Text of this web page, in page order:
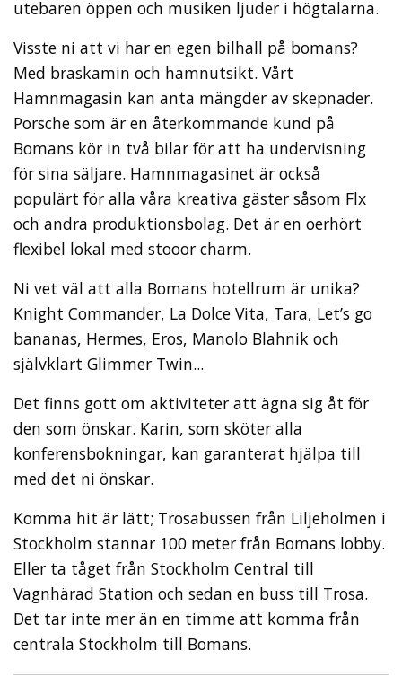
utebaren öppen och musiken ljuder i högtalarna.
Visste ni att vi har en egen bilhall på bomans?
Med braskamin och hamnutsikt. Vårt
Hamnmagasin kan anta mängder av skepnader.
Porsche som är en återkommande kund på
Bomans kör in två bilar för att ha undervisning
för sina säljare. Hamnmagasinet är också
populärt för alla våra kreativa gäster såsom Flx
och andra produktionsbolag. Det är en oerhört
flexibel lokal med stooor charm.
Ni vet väl att alla Bomans hotellrum är unika?
Knight Commander, La Dolce Vita, Tara, Let’s go
bananas, Hermes, Eros, Manolo Blahnik och
självklart Glimmer Twin...
Det finns gott om aktiviteter att ägna sig åt för
den som önskar. Karin, som sköter alla
konferensbokningar, kan garanterat hjälpa till
med det ni önskar.
Komma hit är lätt; Trosabussen från Liljeholmen i
Stockholm stannar 100 meter från Bomans lobby.
Eller ta tåget från Stockholm Central till
Vagnhärad Station och sedan en buss till Trosa.
Det tar inte mer än en timme att komma från
centrala Stockholm till Bomans.